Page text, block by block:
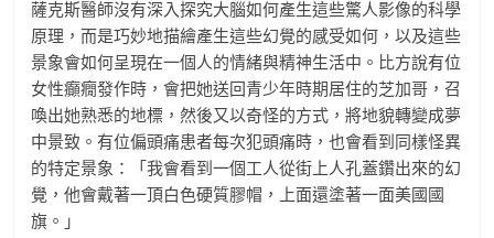
薩克斯醫師沒有深入探究大腦如何產生這些驚人影像的科學
原理，而是巧妙地描繪產生這些幻覺的感受如何，以及這些
景象會如何呈現在一個人的情緒與精神生活中。比方說有位
女性癲癇發作時，會把她送回青少年時期居住的芝加哥，召
喚出她熟悉的地標，然後又以奇怪的方式，將地貌轉變成夢
中景致。有位偏頭痛患者每次犯頭痛時，也會看到同樣怪異
的特定景象：「我會看到一個工人從街上人孔蓋鑽出來的幻
覺，他會戴著一頂白色硬質膠帽，上面還塗著一面美國國
旗。」